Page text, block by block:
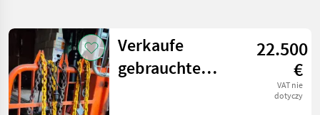
Verkaufe
gebrauchte
22.500
€
VAT nie
dotyczy